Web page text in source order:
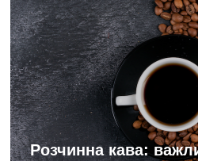
Розчинна кава: